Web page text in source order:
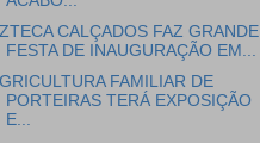
CALÇADOS FAZ GRANDE
FESTA DE INAUGURAÇÃO EM...
FAMILIAR DE
PORTEIRAS TERÁ EXPOSIÇÃO
E...